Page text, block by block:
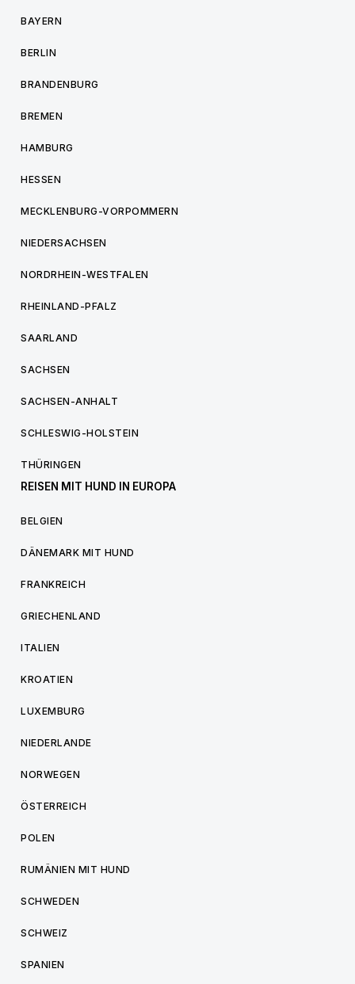
BAYERN
BERLIN
BRANDENBURG
BREMEN
HAMBURG
HESSEN
MECKLENBURG-VORPOMMERN
NIEDERSACHSEN
NORDRHEIN-WESTFALEN
RHEINLAND-PFALZ
SAARLAND
SACHSEN
SACHSEN-ANHALT
SCHLESWIG-HOLSTEIN
THÜRINGEN
REISEN MIT HUND IN EUROPA
BELGIEN
DÄNEMARK MIT HUND
FRANKREICH
GRIECHENLAND
ITALIEN
KROATIEN
LUXEMBURG
NIEDERLANDE
NORWEGEN
ÖSTERREICH
POLEN
RUMÄNIEN MIT HUND
SCHWEDEN
SCHWEIZ
SPANIEN